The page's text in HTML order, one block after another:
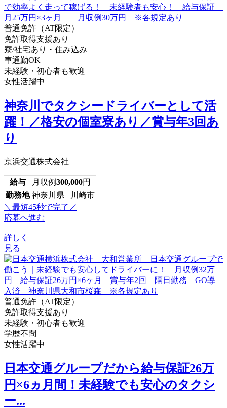
普通免許（AT限定）
免許取得支援あり
寮/社宅あり・住み込み
車通勤OK
未経験・初心者も歓迎
女性活躍中
神奈川でタクシードライバーとして活
躍！／格安の個室寮あり／賞与年3回あ
り
京浜交通株式会社
給与 月収例300,000円
勤務地 神奈川県 川崎市
＼最短45秒で完了／
応募へ進む
詳しく
見る
普通免許（AT限定）
免許取得支援あり
未経験・初心者も歓迎
学歴不問
女性活躍中
日本交通グループだから給与保証26万
円×6ヵ月間！未経験でも安心のタクシ
ー...